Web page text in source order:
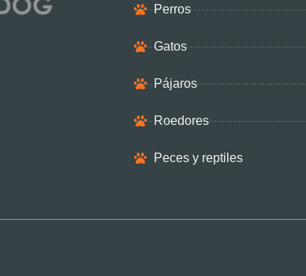
Perros
Gatos
Pájaros
Roedores
Peces y reptiles